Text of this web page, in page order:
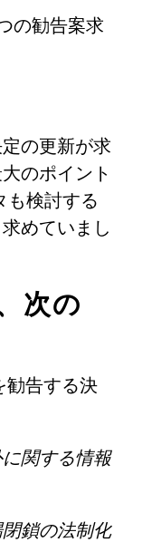
の勧告案求
の更新が求
のポイント
も検討する
めていまし
次の
勧告する決
関する情報
鎖の法制化